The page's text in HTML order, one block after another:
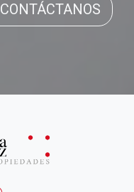
CONTÁCTANOS